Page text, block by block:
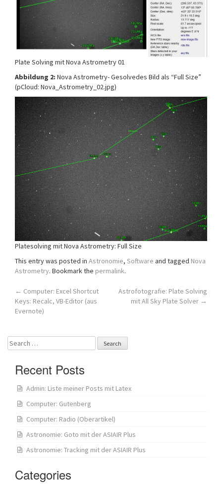
Plate Solving mit Nova Astrometry 01
Abbildung 2: Nova Astrometry- Gesolvedes Bild als “Full Size”
(pCloud: Nova_Astrometry_02.jpg)
Platesolving mit Nova Astrometry: Full Size
This entry was posted in Astronomie, Software and tagged Nova
Astrometry. Bookmark the permalink.
Post
navigation
← Computer: Excel Shortcut
Keys: Recalc, VB-Editor (aus
Evernote)
Astrofotografie: Plate Solving
mit All Sky Plate Solver →
Search
for:
Recent Posts
Admin: Liste meiner Posts mit Latex
Computer: Gutenberg
Computer: Radio (Oberartikel)
Astronomie: Goto mit der ASIAIR Plus
Astronomie: Tracking mit der ASIAIR Plus
Categories